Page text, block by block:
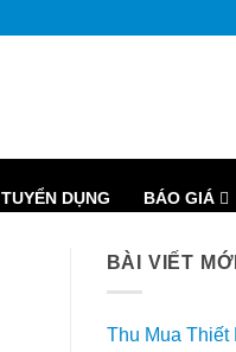
TUYỂN DỤNG BÁO GIÁ
BÀI VIẾT MỚI
Thu Mua Thiết